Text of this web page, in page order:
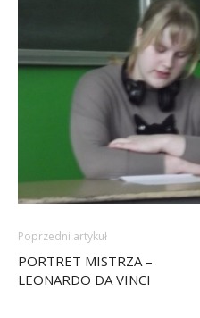
Poprzedni artykuł
PORTRET MISTRZA –
LEONARDO DA VINCI